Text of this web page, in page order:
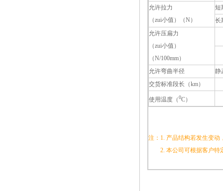
允许拉力
（zui小值）（N）
允许压扁力
（zui小值）
（N/100mm）
允许弯曲半径
静
交货标准段长（km）
使用温度（0C）
注：1. 产品结构若发生变
2. 本公司可根据客户特